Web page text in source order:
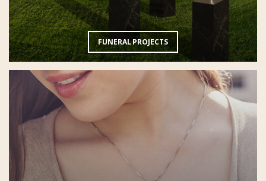
FUNERAL PROJECTS